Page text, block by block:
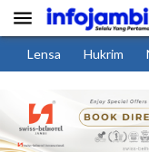

Lensa Hukrim